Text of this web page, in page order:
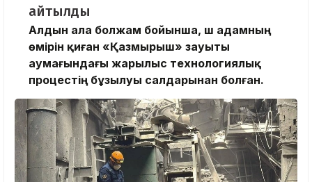
айтылды
Алдын ала болжам бойынша, үш адамның
өмірін қиған «Қазмырыш» зауыты
аумағындағы жарылыс технологиялық
процестің бұзылуы салдарынан болған.